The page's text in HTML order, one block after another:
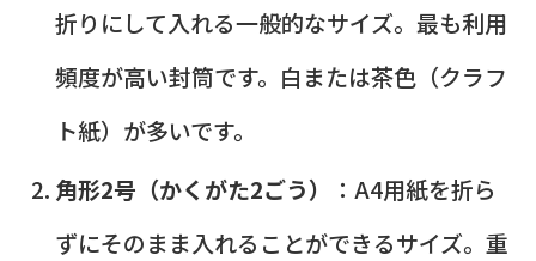
折りにして入れる一般的なサイズ。最も利用
頻度が高い封筒です。白または茶色（クラフ
ト紙）が多いです。
角形2号（かくがた2ごう）
：A4用紙を折ら
ずにそのまま入れることができるサイズ。重